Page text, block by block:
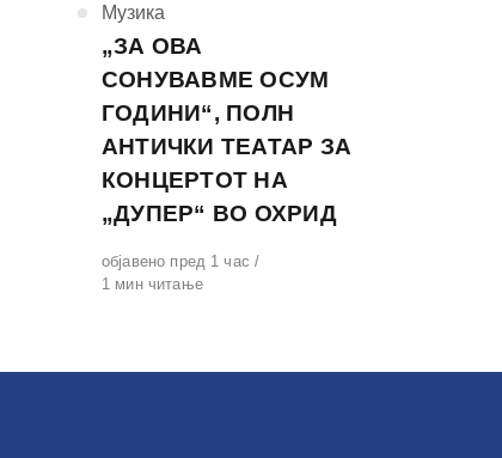
КАтегорија
Музика
„ЗА ОВА
СОНУВАВМЕ ОСУМ
ГОДИНИ“, ПОЛН
АНТИЧКИ ТЕАТАР ЗА
КОНЦЕРТОТ НА
„ДУПЕР“ ВО ОХРИД
Објавено
на
објавено пред 1 час
1 мин читање